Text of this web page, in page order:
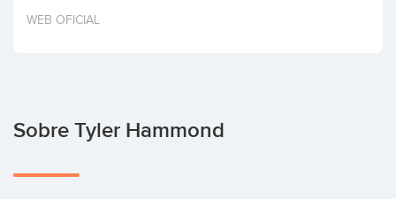
Invertir
WEB OFICIAL
Sobre Tyler Hammond